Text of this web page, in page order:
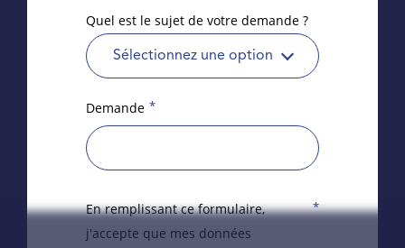
Quel est le sujet de votre demande ?
Sélectionnez une option
Demande *
En remplissant ce formulaire,
j'accepte que mes données
*